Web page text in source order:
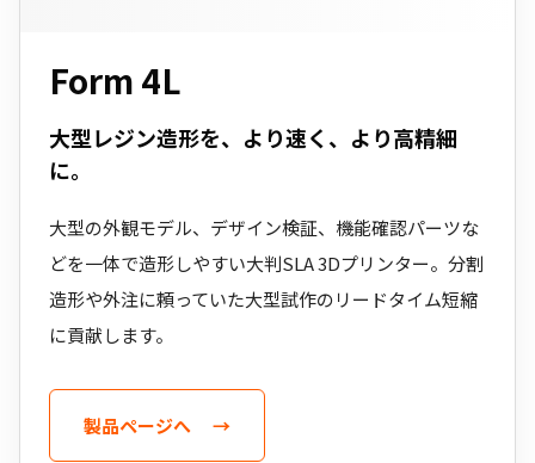
Form 4L
大型レジン造形を、より速く、より高精細
に。
大型の外観モデル、デザイン検証、機能確認パーツな
どを一体で造形しやすい大判SLA 3Dプリンター。分割
造形や外注に頼っていた大型試作のリードタイム短縮
に貢献します。
製品ページへ